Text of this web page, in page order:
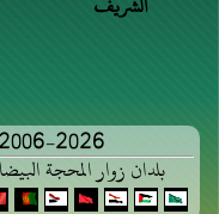
2026
بلدان زوار المحجة